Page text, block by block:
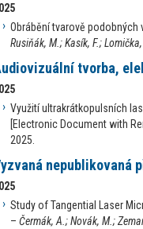
Obrábění tvarově
Rusiňák, M.; Kasík, F.;
tvorba,
Využití ultrakrátkopulsních
[Electronic Document with
2025.
nepublikovaná
Study of Tangential Laser
– Čermák, A.; Novák, M.;